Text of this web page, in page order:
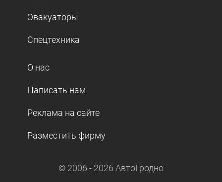
Эвакуаторы
Спецтехника
О нас
Написать нам
Реклама на сайте
Разместить фирму
© 2006 - 2026 АвтоГродно